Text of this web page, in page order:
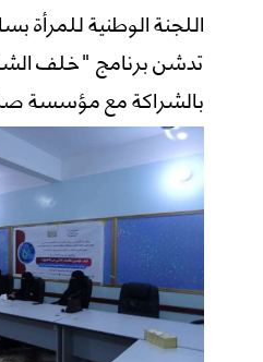
اللجنة الوطنية
تدشن برنامج "خلف
بالشراكة مع مؤسسة